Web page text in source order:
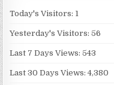
Today's Visitors: 1
Yesterday's Visitors:56
Last 7 Days Views:543
Last 30 Days Views:4,380